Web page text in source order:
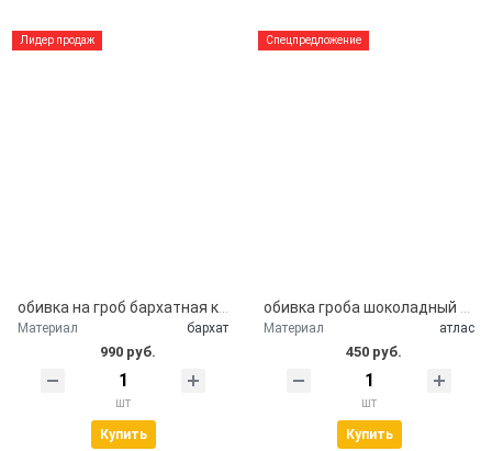
Лидер продаж
Материал бархат
990 руб.
шт
Купить
Спецпредложение
Материал атлас
450 руб.
шт
Купить